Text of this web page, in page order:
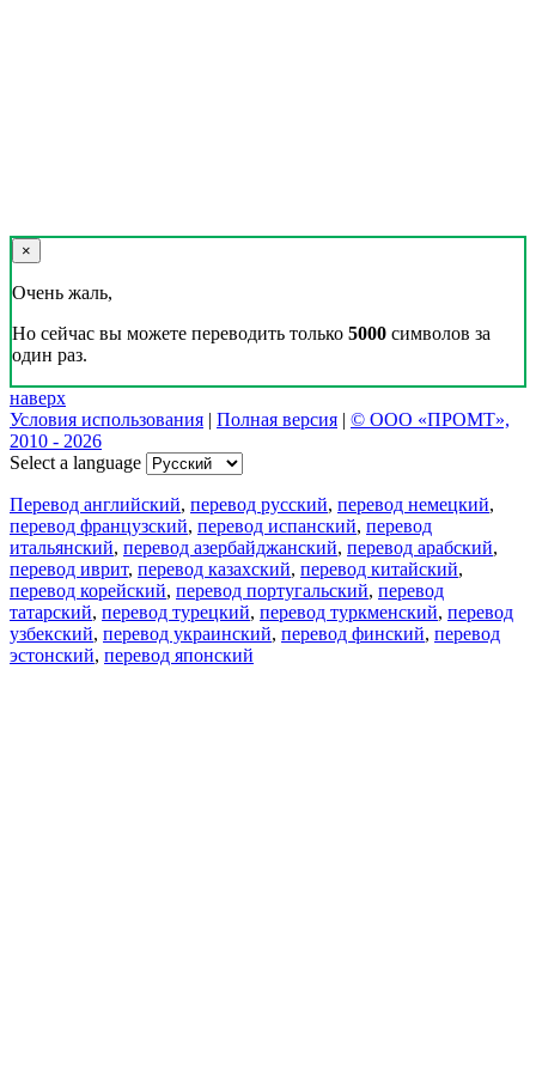
×
Очень жаль,
Но сейчас вы можете переводить только 5000 символов за
один раз.
наверх
Условия использования | Полная версия | © ООО «ПРОМТ»,
2010 - 2026
Select a language
Перевод английский, перевод русский, перевод немецкий,
перевод французский, перевод испанский, перевод
итальянский, перевод азербайджанский, перевод арабский,
перевод иврит, перевод казахский, перевод китайский,
перевод корейский, перевод португальский, перевод
татарский, перевод турецкий, перевод туркменский, перевод
узбекский, перевод украинский, перевод финский, перевод
эстонский, перевод японский